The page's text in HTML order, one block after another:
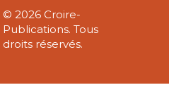
© 2026 Croire-
Publications. Tous
droits réservés.